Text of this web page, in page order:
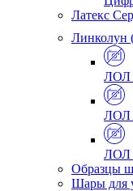
Латекс
ЛОЛ
ЛОЛ
ЛОЛ
Образцы
Шары для